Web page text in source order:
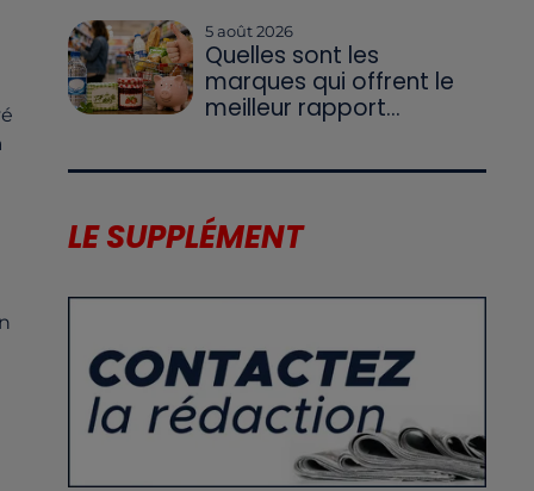
5 août 2026
Quelles sont les
marques qui offrent le
meilleur rapport...
LE SUPPLÉMENT